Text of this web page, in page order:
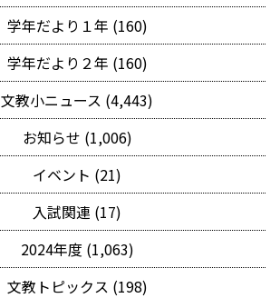
学年だより１年 (160)
学年だより２年 (160)
文教小ニュース (4,443)
お知らせ (1,006)
イベント (21)
入試関連 (17)
2024年度 (1,063)
文教トピックス (198)